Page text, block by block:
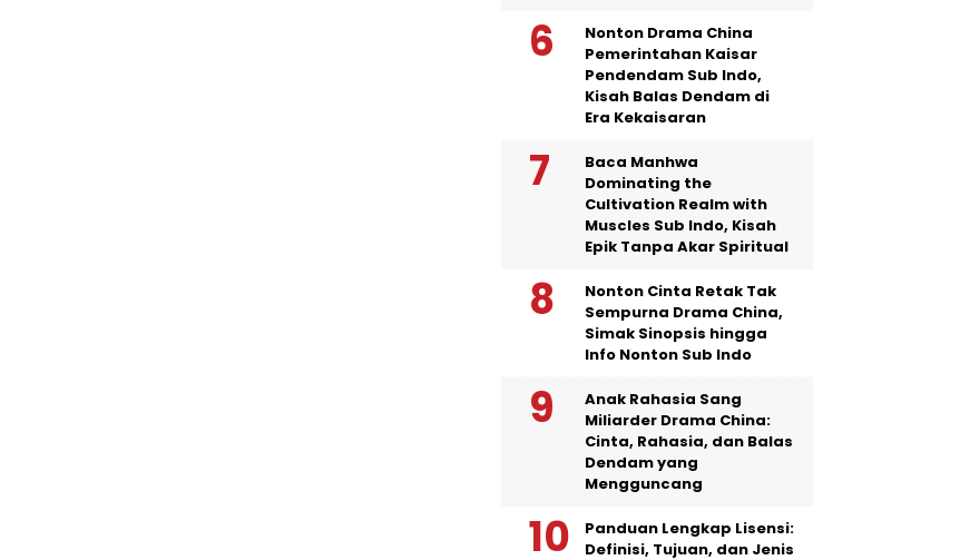
Nonton Drama China
Pemerintahan Kaisar
Pendendam Sub Indo,
Kisah Balas Dendam di
Era Kekaisaran
Baca Manhwa
Dominating the
Cultivation Realm with
Muscles Sub Indo, Kisah
Epik Tanpa Akar Spiritual
Nonton Cinta Retak Tak
Sempurna Drama China,
Simak Sinopsis hingga
Info Nonton Sub Indo
Anak Rahasia Sang
Miliarder Drama China:
Cinta, Rahasia, dan Balas
Dendam yang
Mengguncang
Panduan Lengkap Lisensi:
Definisi, Tujuan, dan Jenis